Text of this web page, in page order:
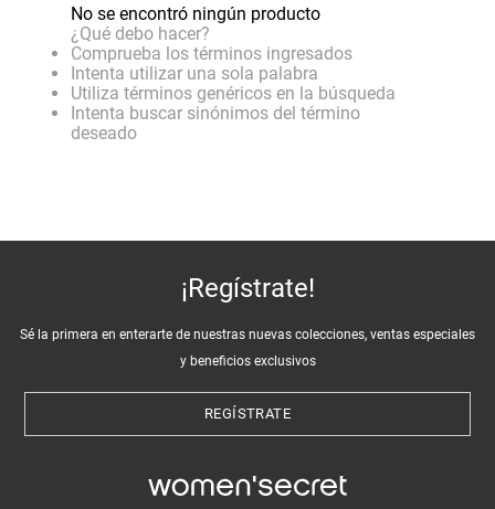
No se encontró ningún producto
¿Qué debo hacer?
Comprueba los términos ingresados
Intenta utilizar una sola palabra
Utiliza términos genéricos en la búsqueda
Intenta buscar sinónimos del término
deseado
¡Regístrate!
Sé la primera en enterarte de nuestras nuevas colecciones, ventas especiales
y beneficios exclusivos
REGÍSTRATE